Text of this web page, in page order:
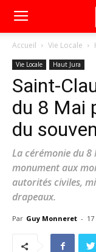
Accueil Vie Locale
Vie Locale Haut Jura
Saint-
du 8 Mai
du
La cérémonie du 8
monument aux
autorités civiles,
drapeaux.
Par Guy Monneret -